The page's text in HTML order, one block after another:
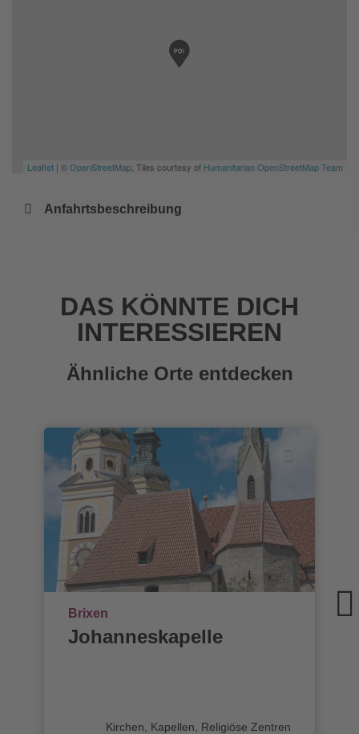
Leaflet | ©OpenStreetMap, Tiles courtesy of Humanitarian OpenStreetMap Team
Anfahrtsbeschreibung
DAS KÖNNTE DICH
INTERESSIEREN
Ähnliche Orte entdecken
Ort
Brixen
Johanneskapelle
Kategorie
Kirchen, Kapellen, Religiöse Zentren